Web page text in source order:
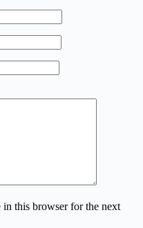
in this browser for the next